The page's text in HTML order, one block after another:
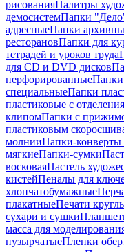
рисованияПалитры
демосистемПапки
адресныеПапки
ресторановПапки для
тетрадей и уроков труда
для CD и DVD дисков
перфорированные
специальныеПапки
пластиковые с
клипомПапки с
пластиковым
молнииПапки-конверты
мягкиеПапки-сумки
восковаяПастель
кистейПеналы для
хлопчатобумажные
плакатныеПечати
сухари и сушки
масса для
пузырчатыеПленки